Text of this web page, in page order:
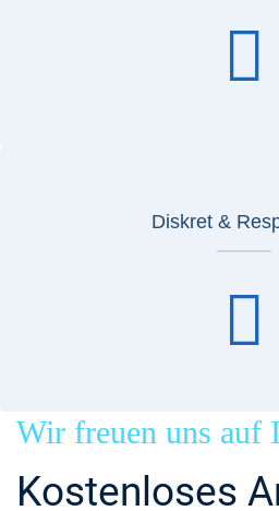
Diskret &
Wir freuen uns auf
Kostenloses